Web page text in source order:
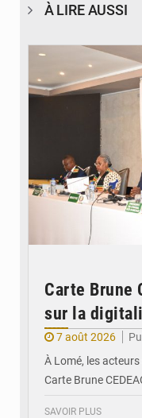
À LIRE AUSSI
Carte Brune
sur la
7 août 2026
À Lomé, les
Carte Brune
SAVOIR PLUS